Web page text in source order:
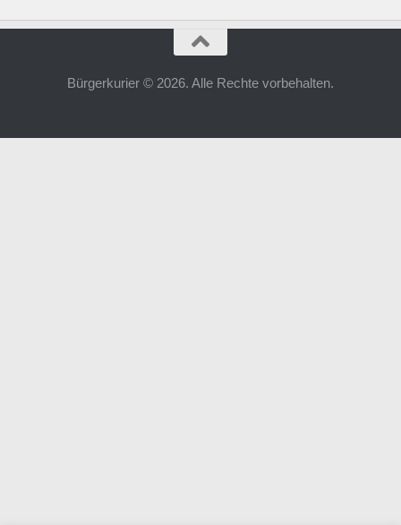
Bürgerkurier © 2026. Alle Rechte vorbehalten.